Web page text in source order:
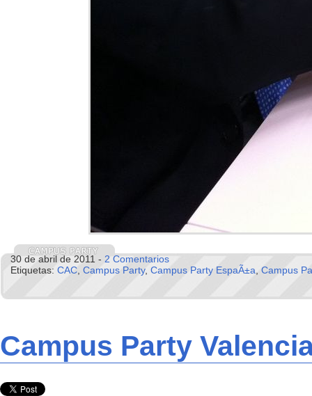
30 de abril de 2011 - 2 Comentarios
Etiquetas: CAC Campus Party, Campus Party EspaÃ±a Campus
Campus Party